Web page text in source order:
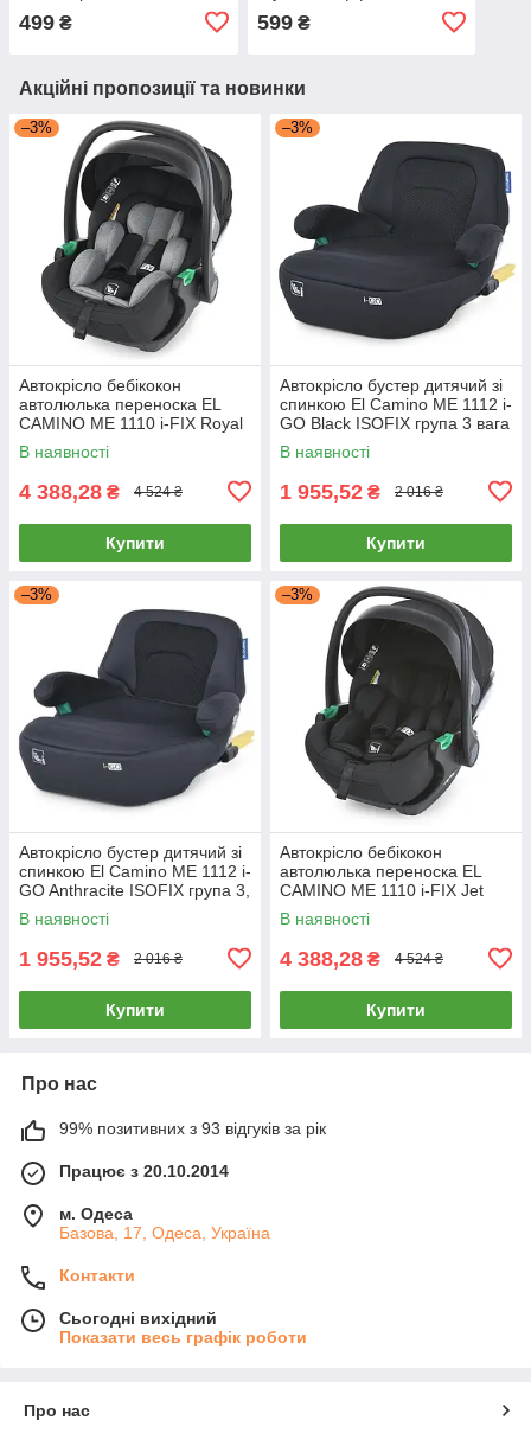
499 ₴ 599₴
Акційні пропозиції та новинки
–3%
Автокрісло бебікокон
автолюлька переноска EL
CAMINO ME 1110 i-FIX Royal
Dark Gray група 0+
В наявності
4 388,28 ₴ 4 524 ₴
Купити
–3%
Автокрісло бустер дитячий зі
спинкою El Camino ME 1112 i-
GO Black ISOFIX група 3 вага
дитини 22-36 кг
В наявності
1 955,52 ₴ 2 016 ₴
Купити
–3%
Автокрісло бустер дитячий зі
спинкою El Camino ME 1112 i-
GO Anthracite ISOFIX група 3,
вага дитини 22-36 кг
В наявності
1 955,52 ₴ 2 016 ₴
Купити
–3%
Автокрісло бебікокон
автолюлька переноска EL
CAMINO ME 1110 i-FIX Jet
Black
В наявності
4 388,28 ₴ 4 524 ₴
Купити
Про нас
99% позитивних з 93 відгуків за рік
Працює з 20.10.2014
м. Одеса
Базова, 17, Одеса, Україна
Контакти
Сьогодні вихідний
Показати весь графік роботи
Про нас